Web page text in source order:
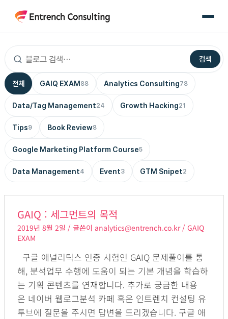
츠
건
너
뛰
기
검색
전체 GAIQ EXAM88 Analytics Consulting78
Data/Tag Management24 Growth Hacking21
Tips9 Book Review8
Google Marketing Platform Course5
Data Management4 Event3 GTM Snipet2
GAIQ : 세그먼트의 목적
2019년 8월 2일/ 글쓴이 analytics@entrench.co.kr/GAIQ
EXAM
구글 애널리틱스 인증 시험인 GAIQ 문제풀이를 통
해, 분석업무 수행에 도움이 되는 기본 개념을 학습하
는 기획 콘텐츠를 연재합니다. 추가로 궁금한 내용
은 네이버 웹로그분석 카페 혹은 인트렌치 컨설팅 유
투브에 질문을 주시면 답변을 드리겠습니다. 구글 애
:
세
그
먼
트
의
목
적